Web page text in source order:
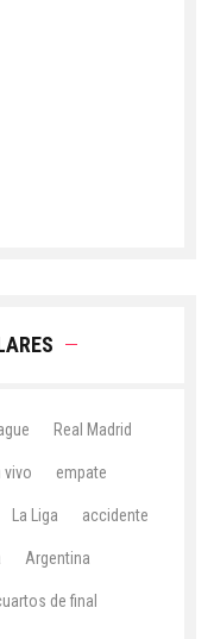
Real Madrid
vivo empate
La Liga accidente
Argentina
de final